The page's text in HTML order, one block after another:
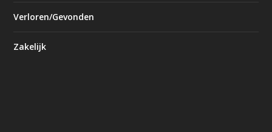
Verloren/Gevonden
Zakelijk